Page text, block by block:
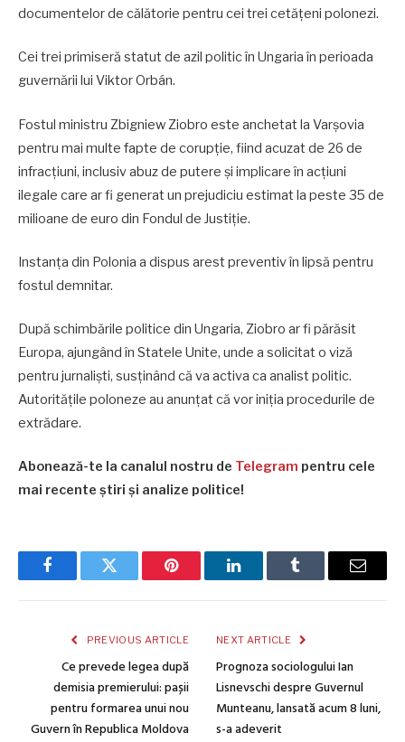
documentelor de călătorie pentru cei trei cetățeni polonezi.
Cei trei primiseră statut de azil politic în Ungaria în perioada
guvernării lui Viktor Orbán.
Fostul ministru Zbigniew Ziobro este anchetat la Varșovia
pentru mai multe fapte de corupție, fiind acuzat de 26 de
infracțiuni, inclusiv abuz de putere și implicare în acțiuni
ilegale care ar fi generat un prejudiciu estimat la peste 35 de
milioane de euro din Fondul de Justiție.
Instanța din Polonia a dispus arest preventiv în lipsă pentru
fostul demnitar.
După schimbările politice din Ungaria, Ziobro ar fi părăsit
Europa, ajungând în Statele Unite, unde a solicitat o viză
pentru jurnaliști, susținând că va activa ca analist politic.
Autoritățile poloneze au anunțat că vor iniția procedurile de
extrădare.
Abonează-te la canalul nostru de Telegram pentru cele
mai recente știri și analize politice!
FacebookTwitter Pinterest LinkedInTumblr Email
PREVIOUS ARTICLE
Ce prevede legea după
demisia premierului: pașii
pentru formarea unui nou
Guvern în Republica Moldova
NEXT ARTICLE
Prognoza sociologului Ian
Lisnevschi despre Guvernul
Munteanu, lansată acum 8 luni,
s-a adeverit